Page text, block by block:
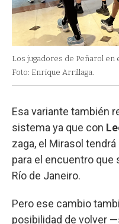
Los jugadores de Peñarol en
Foto: Enrique Arrillaga.
Esa variante también
sistema ya que con
zaga, el Mirasol
para el encuentro que
Río de Janeiro.
Pero ese cambio
posibilidad de volver